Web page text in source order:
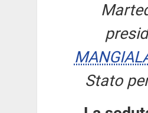
Stato